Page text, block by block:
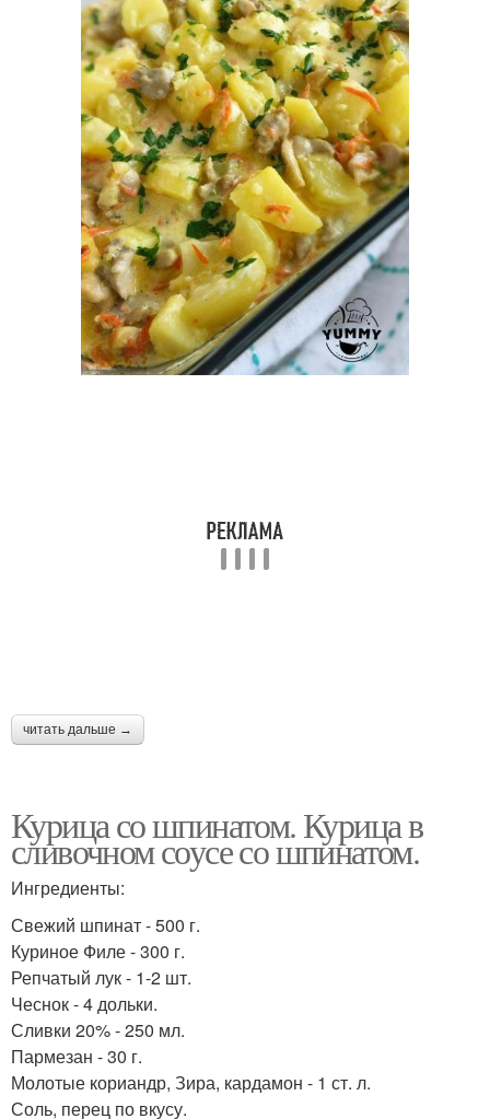
Соус со шпинатом Макароны с курицей
Курица в шпинатной
заливке
Курица со сливками
читать дальше →
Курица со шпинатом. Курица в
сливочном соусе со шпинатом.
Ингредиенты:
Свежий шпинат - 500 г.
Куриное Филе - 300 г.
Репчатый лук - 1-2 шт.
Чеснок - 4 дольки.
Сливки 20% - 250 мл.
Пармезан - 30 г.
Молотые кориандр, Зира, кардамон - 1 ст. л.
Соль, перец по вкусу.